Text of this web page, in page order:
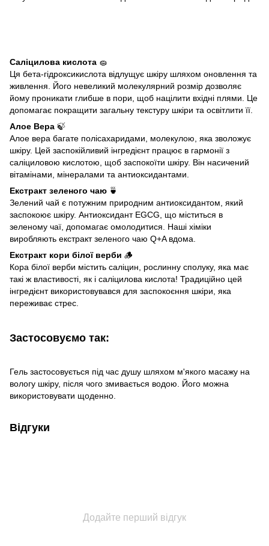
Саліцилова кислота 🧽
Ця бета-гідроксикислота відлущує шкіру шляхом оновлення та
живлення. Його невеликий молекулярний розмір дозволяє
йому проникати глибше в пори, щоб націлити вхідні плями. Це
допомагає покращити загальну текстуру шкіри та освітлити її.
Алое Вера 🍃
Алое вера багате полісахаридами, молекулою, яка зволожує
шкіру. Цей заспокійливий інгредієнт працює в гармонії з
саліциловою кислотою, щоб заспокоїти шкіру. Він насичений
вітамінами, мінералами та антиоксидантами.
Екстракт зеленого чаю 🍵
Зелений чай є потужним природним антиоксидантом, який
заспокоює шкіру. Антиоксидант EGCG, що міститься в
зеленому чаї, допомагає омолодитися. Наші хіміки
виробляють екстракт зеленого чаю Q+A вдома.
Екстракт кори білої верби 🪵
Кора білої верби містить саліцин, рослинну сполуку, яка має
такі ж властивості, як і саліцилова кислота! Традиційно цей
інгредієнт використовувався для заспокоєння шкіри, яка
переживає стрес.
Застосовуємо так:
Гель застосовується під час душу шляхом м'якого масажу на
вологу шкіру, після чого змивається водою. Його можна
використовувати щоденно.
Відгуки
Додайте перший відгук